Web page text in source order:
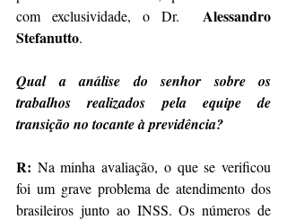
com exclusividade, o Dr. Alessandro
Stefanutto.
Qual a análise do senhor sobre os
trabalhos realizados pela equipe de
transição no tocante à previdência?
R: Na minha avaliação, o que se verificou
foi um grave problema de atendimento dos
brasileiros junto ao INSS. Os números de